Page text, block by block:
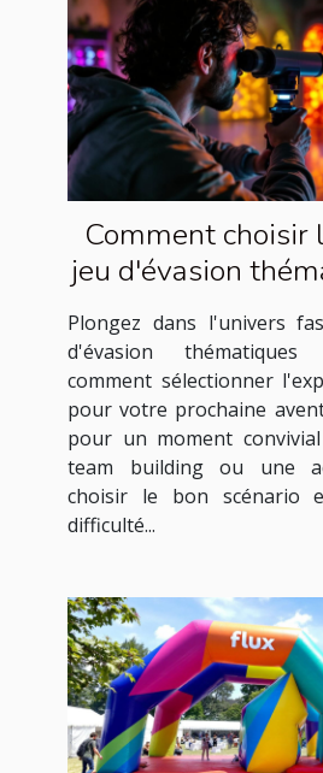
Comment choisir
jeu d'évasion
votre prochaine
Plongez dans l'univers
d'évasion
comment sélectionner
pour votre prochaine
pour un moment
team building ou une
choisir le bon scénario
difficulté...